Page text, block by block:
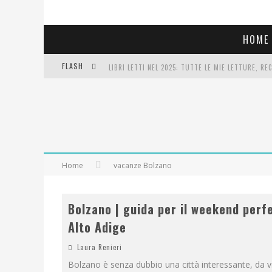
HOME
FLASH LIBRI LETTI NEL 2025: TUTTE LE MIE LETTURE,
Home vacanze Bolzano
Bolzano | guida per il weekend
Alto Adige
Laura Renieri
Bolzano è senza dubbio una città interessante, da